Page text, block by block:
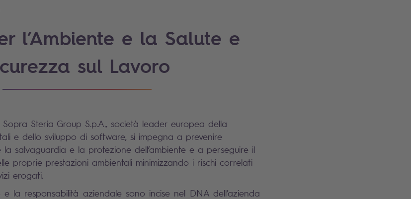
l’Ambiente e la Salute e
sul Lavoro
Steria Group S.p.A., società leader europea della
e dello sviluppo di software, si impegna a prevenire
la salvaguardia e la protezione dell’ambiente e a perseguire il
proprie prestazioni ambientali minimizzando i rischi correlati
erogati.
e la responsabilità aziendale sono incise nel DNA dell’azienda